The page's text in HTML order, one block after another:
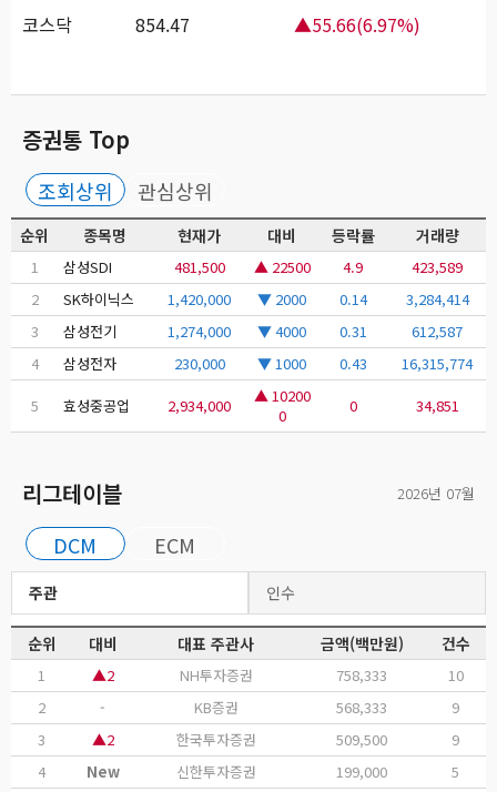
코스닥
854.47 ▲55.66(6.97%)
증권통 Top
조회상위 관심상위
순위 종목명 현재가 대비 등락률 거래량
1 삼성SDI 481,500 ▲ 22500 4.9
423,589
2
SK하이닉스 1,420,000 ▼ 2000 0.14
3,284,414
3
삼성전기 1,274,000 ▼ 4000 0.31
612,587
4
삼성전자 230,000 ▼ 1000 0.43
16,315,774
5
효성중공업 2,934,000
▲ 10200
0
0 34,851
리그테이블 2026년 07월
DCM ECM
주관 인수
순위 대비 대표 주관사 금액(백만원) 건수
1 ▲2 NH투자증권 758,333
10
2
- KB증권 568,333
9
3
▲2 한국투자증권 509,500
9
4
New 신한투자증권 199,000
5